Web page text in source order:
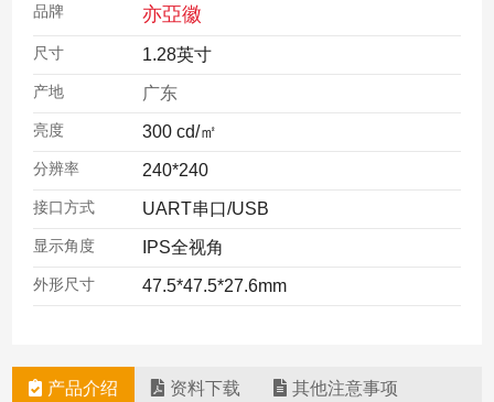
品牌 亦亞徽
尺寸 1.28英寸
产地 广东
亮度 300 cd/㎡
分辨率 240*240
接口方式 UART串口/USB
显示角度 IPS全视角
外形尺寸 47.5*47.5*27.6mm
产品介绍 资料下载 其他注意事项